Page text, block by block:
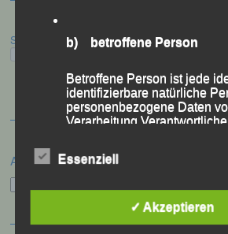
Suchen
Archiv
Archiv
b) betroffene Person
Betroffene Person ist jede
identifizierbare natürliche
personenbezogene Daten
Verarbeitung
Verarbeitung ist jeder mit
Essenziell
✓ Akzeptieren